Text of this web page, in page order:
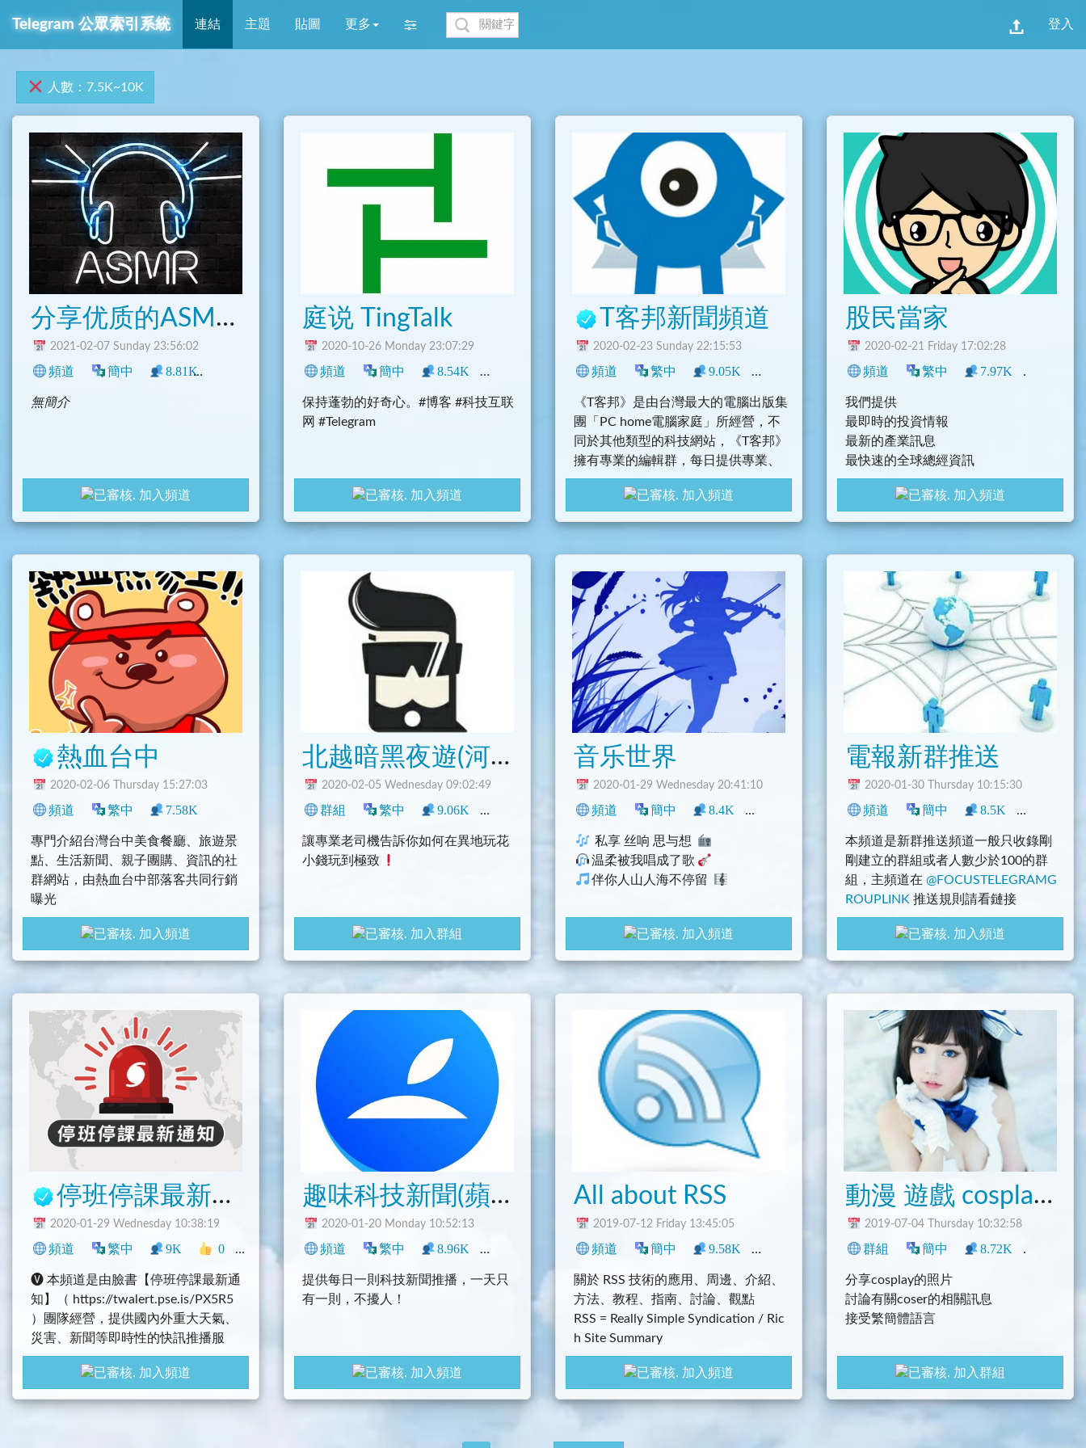
Telegram 公眾索引系統 連結 主題 貼圖 更多 登入
人數：7.5K~10K
分享优质的ASMR视频音频！
2021-02-07 Sunday 23:56:02
頻道 簡中 8.81K 影音
無簡介
加入頻道
庭说 TingTalk
2020-10-26 Monday 23:07:29
頻道 簡中 8.54K 中文圈 科技 Telegram
保持蓬勃的好奇心。#博客 #科技互联
网 #Telegram
加入頻道
T客邦新聞頻道
2020-02-23 Sunday 22:15:53
頻道 繁中 9.05K 中文圈 香港 臺灣 程式 科技
《T客邦》是由台灣最大的電腦出版集
團「PC home電腦家庭」所經營，不
同於其他類型的科技網站，《T客邦》
擁有專業的編輯群，每日提供專業、
詳實、高品質的科技資訊，進而成為
許多電腦族群每天必上的第一個科技
網站。
加入頻道
股民當家
2020-02-21 Friday 17:02:28
頻道 繁中 7.97K
我們提供
最即時的投資情報
最新的產業訊息
最快速的全球總經資訊
最厲害的個股分析
走過，路過，滑過，千萬不能錯過
FB粉專【股民當家 幸福理財】
https://www.facebook.com/winners9
168/
加入頻道
熱血台中
2020-02-06 Thursday 15:27:03
頻道 繁中 7.58K 地區 新聞 中文圈 臺灣 旅遊
專門介紹台灣台中美食餐廳、旅遊景
點、生活新聞、親子團購、資訊的社
群網站，由熱血台中部落客共同行銷
曝光
熱血台中部落格：http://taiwan17go.c
om/
加入頻道
北越暗黑夜遊(河內、塗山、海防、下龍灣)
2020-02-05 Wednesday 09:02:49
群組 繁中 9.06K NSFW 旅遊
讓專業老司機告訴你如何在異地玩花
小錢玩到極致
加入群組
音乐世界
2020-01-29 Wednesday 20:41:10
頻道 簡中 8.4K 資源 中文圈 影音
私享 丝响 思与想
温柔被我唱成了歌
伴你人山人海不停留
加入頻道
電報新群推送
2020-01-30 Thursday 10:15:30
頻道 簡中 8.5K
本頻道是新群推送頻道一般只收錄剛
剛建立的群組或者人數少於100的群
組，主頻道在 @FOCUSTELEGRAMG
ROUPLINK 推送規則請看鏈接
[點此開啟邀請連結]
群管理保留对任何人拒绝服务的权利
加入頻道
停班停課最新通知｜防災護台灣
2020-01-29 Wednesday 10:38:19
頻道 繁中 9K 0 生活 新聞 臺灣 科技 政治 社群
🅥 本頻道是由臉書【停班停課最新通
知】（ https://twalert.pse.is/PX5R5
）團隊經營，提供國內外重大天氣、
災害、新聞等即時性的快訊推播服
務。
🅥 所有社群平台連結：https://twaler
加入頻道
趣味科技新聞(蘋果仁)
2020-01-20 Monday 10:52:13
頻道 繁中 8.96K 中文圈 香港 臺灣 科技
提供每日一則科技新聞推播，一天只
有一則，不擾人！
加入頻道
All about RSS
2019-07-12 Friday 13:45:05
頻道 簡中 9.58K 科技 興趣
關於 RSS 技術的應用、周邊、介紹、
方法、教程、指南、討論、觀點
RSS = Really Simple Syndication / Ric
h Site Summary
加入頻道
動漫 遊戲 cosplay 群組
2019-07-04 Thursday 10:32:58
群組 簡中 8.72K
分享cosplay的照片
討論有關coser的相關訊息
接受繁簡體語言
加入群組